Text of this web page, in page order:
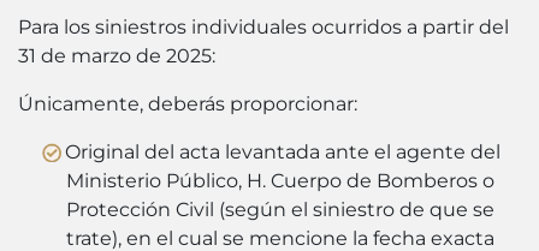
Para los siniestros individuales ocurridos a partir del
31 de marzo de 2025:
Únicamente, deberás proporcionar:
Original del acta levantada ante el agente del
Ministerio Público, H. Cuerpo de Bomberos o
Protección Civil (según el siniestro de que se
trate), en el cual se mencione la fecha exacta